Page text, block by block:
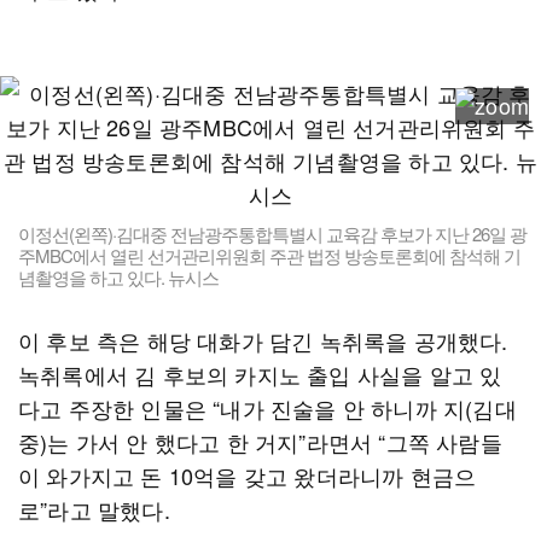
이정선(왼쪽)·김대중 전남광주통합특별시 교육감 후보가 지난 26일 광
주MBC에서 열린 선거관리위원회 주관 법정 방송토론회에 참석해 기
념촬영을 하고 있다. 뉴시스
이 후보 측은 해당 대화가 담긴 녹취록을 공개했다.
녹취록에서 김 후보의 카지노 출입 사실을 알고 있
다고 주장한 인물은 “내가 진술을 안 하니까 지(김대
중)는 가서 안 했다고 한 거지”라면서 “그쪽 사람들
이 와가지고 돈 10억을 갖고 왔더라니까 현금으
로”라고 말했다.